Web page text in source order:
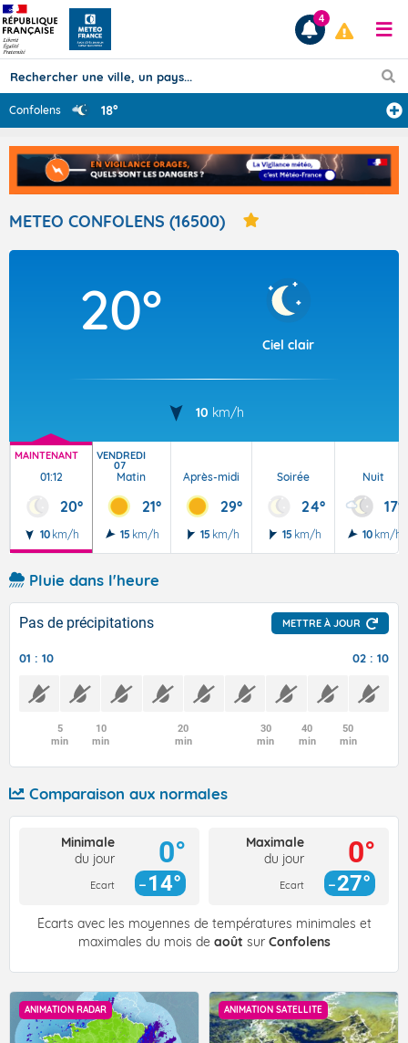
Prévisions
TOUS LES RÉSULTATS
Articles
4
Confolens 18°
METEO CONFOLENS (16500)
20°
Ciel clair
10 km/h
MAINTENANT
01:12
20°
10 km/h
VENDREDI
07
Matin
21°
15 km/h
Après-midi
29°
15 km/h
Soirée
24°
15 km/h
Nuit
17°
10 km/h
Pluie dans l'heure
Pas de précipitations METTRE À JOUR
01 : 10 02 : 10
5
min
10
min
20
min
30
min
40
min
50
min
Comparaison aux normales
Minimale
du jour
Ecart
0°
14°
Maximale
du jour
Ecart
0°
27°
Écarts avec les moyennes de températures minimales et
maximales du mois de août sur Confolens
ANIMATION RADAR ANIMATION SATELLITE